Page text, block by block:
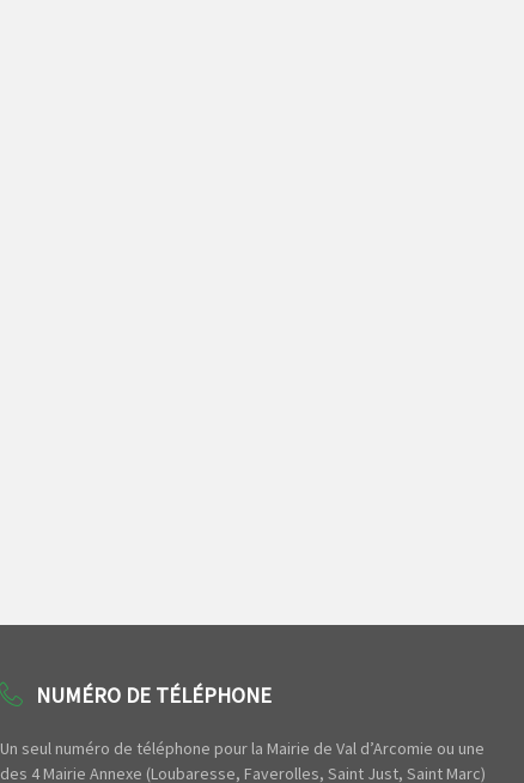
NUMÉRO DE TÉLÉPHONE
Un seul numéro de téléphone pour la Mairie de Val d’Arcomie ou une
des 4 Mairie Annexe (Loubaresse, Faverolles, Saint Just, Saint Marc)